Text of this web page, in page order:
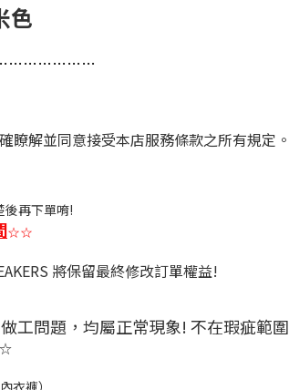
色
………………
瞭解並同意接受本店服務條款之所有規定。
再下單唷!
☆☆
將保留最終修改訂單權益!
成不便敬請見諒!
做工問題，均屬正常現象! 不在瑕疵範圍
☆
衣褲）